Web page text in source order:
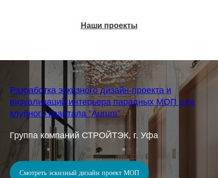
Наши проекты
Разработка эскизного дизайн-проекта и
визуализаций интерьера парадных МОП для
клубного квартала "Aurum"
Группа компаний СТРОЙТЭК, г. Уфа
Смотреть эскизный дизайн проект МОП